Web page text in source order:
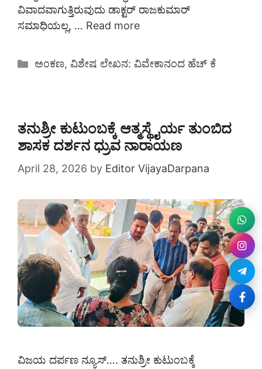
ವಿವಾದವಾಗುತ್ತಿರುವುದು ಡಾಕ್ಟರ್ ರಾಜಕುಮಾರ್
ಸಮಾಧಿಯಲ್ಲ, … Read more
Categories
ಅಂಕಣ, ವಿಶೇಷ ಲೇಖನ: ವಿವೇಕಾನಂದ ಹೆಚ್ ಕೆ
ತನುಶ್ರೀ ಕುಟುಂಬಕ್ಕೆ ಆತ್ಮಸ್ಥೈರ್ಯ ತುಂಬಿದ
ಶಾಸಕ ದರ್ಶನ ಧ್ರುವ ನಾರಾಯಣ
April 28, 2026 by Editor VijayaDarpana
ವಿಜಯ ದರ್ಪಣ ನ್ಯೂಸ್…. ತನುಶ್ರೀ ಕುಟುಂಬಕ್ಕೆ